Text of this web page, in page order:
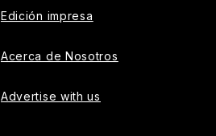
Edición impresa
Acerca de Nosotros
Advertise with us